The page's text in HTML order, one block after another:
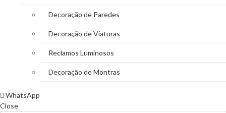
Decoração de Paredes
Decoração de Viaturas
Reclamos Luminosos
Decoração de Montras
WhatsApp
Close